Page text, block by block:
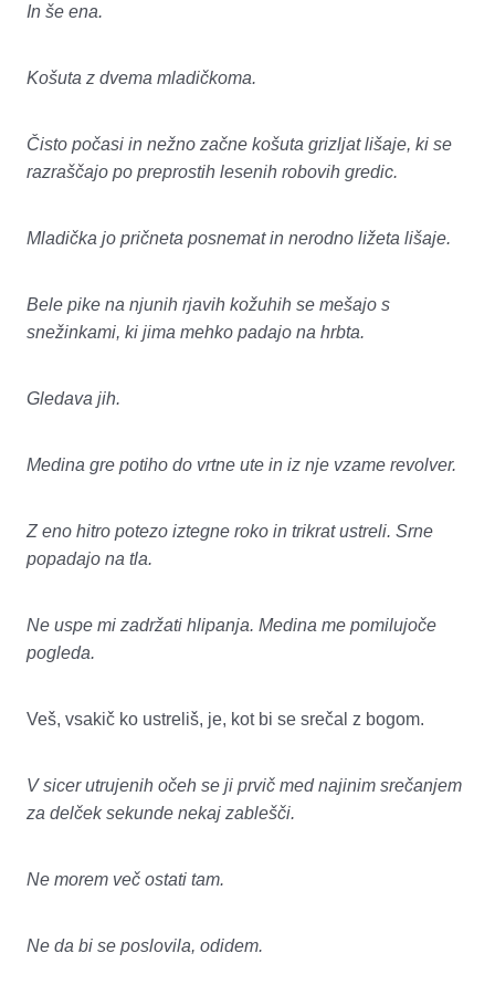
In še ena.
Košuta z dvema mladičkoma.
Čisto počasi in nežno začne košuta grizljat lišaje, ki se
razraščajo po preprostih lesenih robovih gredic.
Mladička jo pričneta posnemat in nerodno ližeta lišaje.
Bele pike na njunih rjavih kožuhih se mešajo s
snežinkami, ki jima mehko padajo na hrbta.
Gledava jih.
Medina gre potiho do vrtne ute in iz nje vzame revolver.
Z eno hitro potezo iztegne roko in trikrat ustreli. Srne
popadajo na tla.
Ne uspe mi zadržati hlipanja. Medina me pomilujoče
pogleda.
Veš, vsakič ko ustreliš, je, kot bi se srečal z bogom.
V sicer utrujenih očeh se ji prvič med najinim srečanjem
za delček sekunde nekaj zablešči.
Ne morem več ostati tam.
Ne da bi se poslovila, odidem.